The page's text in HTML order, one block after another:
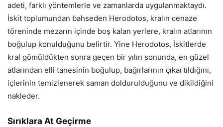
adeti, farklı yöntemlerle ve zamanlarda uygulanmaktaydı.
İskit toplumundan bahseden Herodotos, kralın cenaze
töreninde mezarın içinde boş kalan yerlere, kralın atlarının
boğulup konulduğunu belirtir. Yine Herodotos, İskitlerde
kral gömüldükten sonra geçen bir yılın sonunda, en güzel
atlarından elli tanesinin boğulup, bağırlarının çıkartıldığını,
içlerinin temizlenerek saman doldurulduğunu ve dikildiğini
nakleder.
Sırıklara At Geçirme